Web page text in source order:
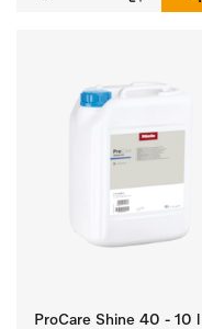
ProCare Shine 40 - 10 l